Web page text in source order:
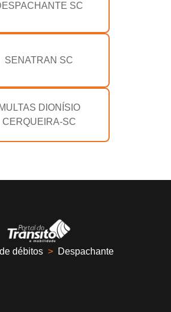
SC
SENATRAN SC
MULTAS DIONÍSIO
CERQUEIRA-SC
débitos > Despachante